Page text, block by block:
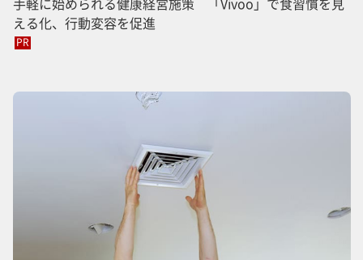
える化、行動変容を促進
PR